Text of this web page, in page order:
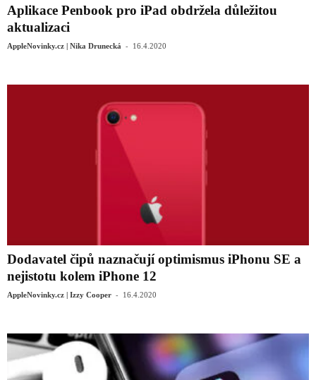
Aplikace Penbook pro iPad obdržela důležitou
aktualizaci
AppleNovinky.cz | Nika Drunecká - 16.4.2020
Dodavatel čipů naznačují optimismus iPhonu SE a
nejistotu kolem iPhone 12
AppleNovinky.cz | Izzy Cooper - 16.4.2020